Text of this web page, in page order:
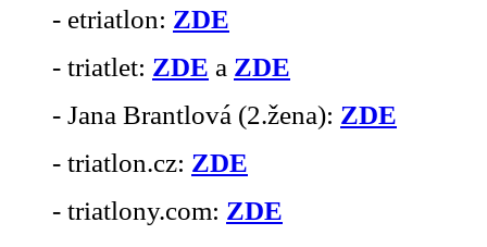
- etriatlon: ZDE
- triatlet: ZDE a ZDE
- Jana Brantlová (2.žena): ZDE
- triatlon.cz: ZDE
- triatlony.com: ZDE